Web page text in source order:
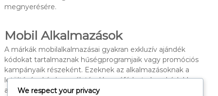
megnyerésére.
Mobil Alkalmazások
A márkák mobilalkalmazásai gyakran exkluzív ajándék
kódokat tartalmaznak hűségprogramjaik vagy promóciós
kampányaik részeként. Ezeknek az alkalmazásoknak a
letöltésével és használatával hozzáférhet olyan kódokhoz,
amelyek más csatornákon nem elérhetők.
We respect your privacy